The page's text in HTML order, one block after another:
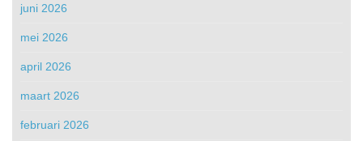
juni 2026
mei 2026
april 2026
maart 2026
februari 2026